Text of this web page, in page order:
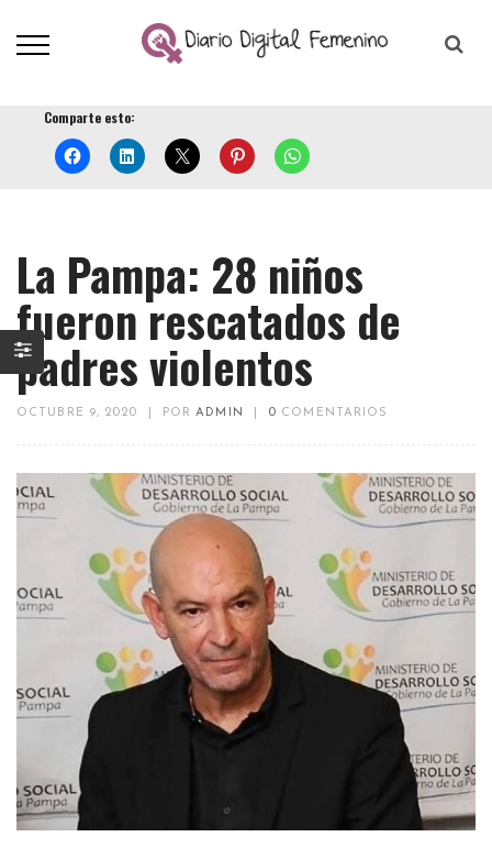
Comparte esto:
La Pampa: 28 niños
fueron rescatados de
padres violentos
OCTUBRE 9, 2020 PORADMIN 0 COMENTARIOS